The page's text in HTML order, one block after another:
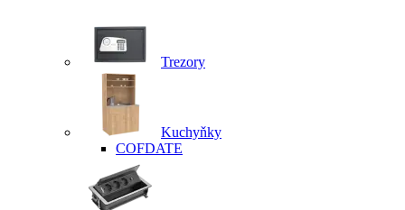
Trezory
Kuchyňky
COFDATE